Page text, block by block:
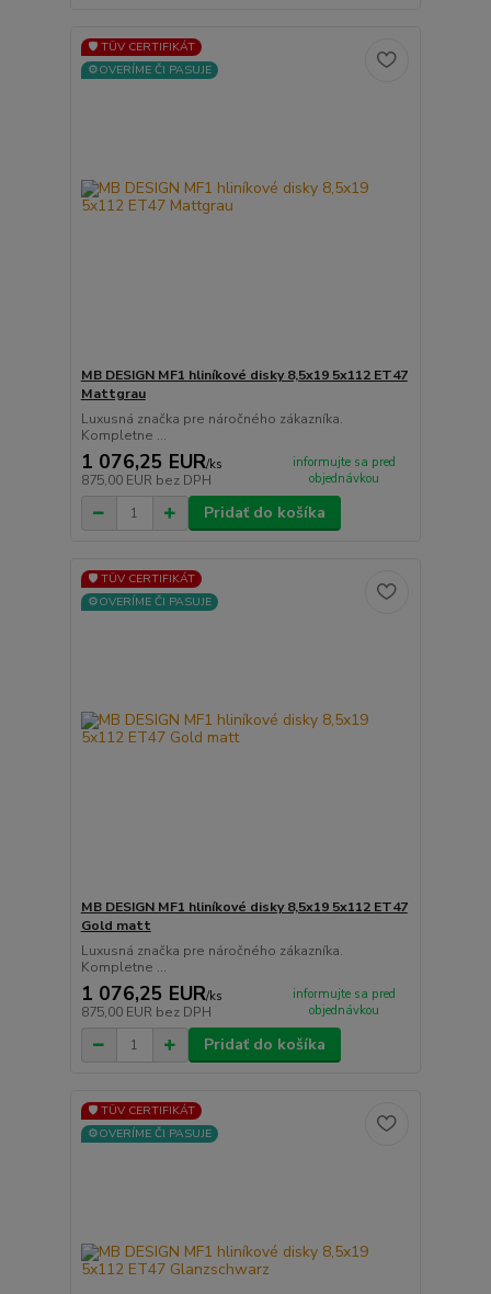
🛡️ TÜV CERTIFIKÁT
⚙️OVERÍME ČI PASUJE
MB DESIGN MF1 hliníkové disky 8,5x19 5x112 ET47
Mattgrau
Luxusná značka pre náročného zákazníka.
Kompletne ...
1 076,25 EUR/ks
875,00 EUR bez DPH
informujte sa pred
objednávkou
Pridať do košíka
🛡️ TÜV CERTIFIKÁT
⚙️OVERÍME ČI PASUJE
MB DESIGN MF1 hliníkové disky 8,5x19 5x112 ET47
Gold matt
Luxusná značka pre náročného zákazníka.
Kompletne ...
1 076,25 EUR/ks
875,00 EUR bez DPH
informujte sa pred
objednávkou
Pridať do košíka
🛡️ TÜV CERTIFIKÁT
⚙️OVERÍME ČI PASUJE